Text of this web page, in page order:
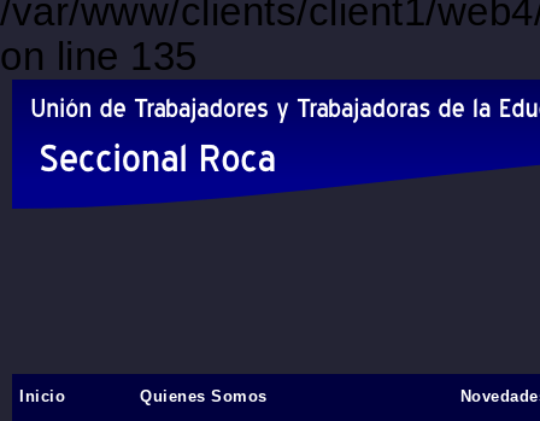
/var/www/clients/client1/
on line 135
Inicio Quienes Somos